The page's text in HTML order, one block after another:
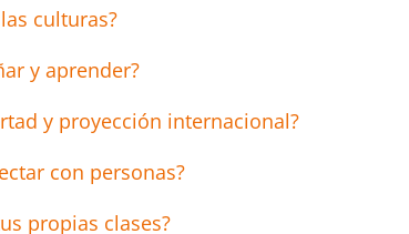
culturas?
y aprender?
y proyección internacional?
con personas?
propias clases?